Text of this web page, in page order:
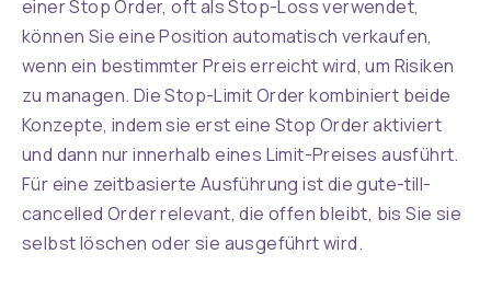
einer Stop Order, oft als Stop-Loss verwendet,
können Sie eine Position automatisch verkaufen,
wenn ein bestimmter Preis erreicht wird, um Risiken
zu managen. Die Stop-Limit Order kombiniert beide
Konzepte, indem sie erst eine Stop Order aktiviert
und dann nur innerhalb eines Limit-Preises ausführt.
Für eine zeitbasierte Ausführung ist die gute-till-
cancelled Order relevant, die offen bleibt, bis Sie sie
selbst löschen oder sie ausgeführt wird.
PREVIOUS